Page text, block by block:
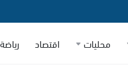
محليات اقتصاد رياضة